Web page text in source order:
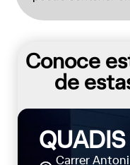
Conoce
de
Carrer